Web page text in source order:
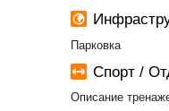
Парковка
Спорт /
Описание